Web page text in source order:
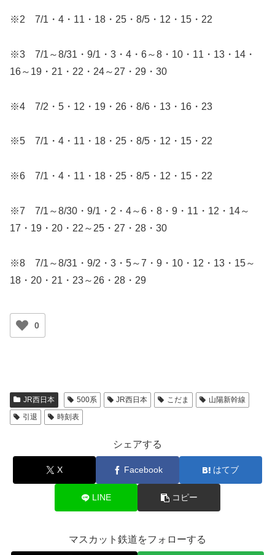
※2 7/1・4・11・18・25・8/5・12・15・22
※3 7/1～8/31・9/1・3・4・6～8・10・11・13・14・
16～19・21・22・24～27・29・30
※4 7/2・5・12・19・26・8/6・13・16・23
※5 7/1・4・11・18・25・8/5・12・15・22
※6 7/1・4・11・18・25・8/5・12・15・22
※7 7/1～8/30・9/1・2・4～6・8・9・11・12・14～
17・19・20・22～25・27・28・30
※8 7/1～8/31・9/2・3・5～7・9・10・12・13・15～
18・20・21・23～26・28・29
0
JR西日本 500系 JR西日本 こだま
山陽新幹線
引退
時刻表
シェアする
X Facebook はてブ
LINE コピー
マスカット鉄道をフォローする